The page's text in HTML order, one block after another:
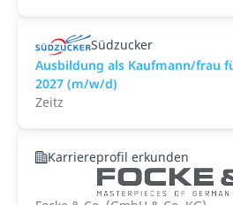
Südzucker
Ausbildung als Kaufmann/frau
2027 (m/w/d)
Zeitz
Karriereprofil erkunden